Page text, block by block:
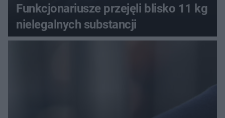
Funkcjonariusze przejęli blisko 11 kg
nielegalnych substancji